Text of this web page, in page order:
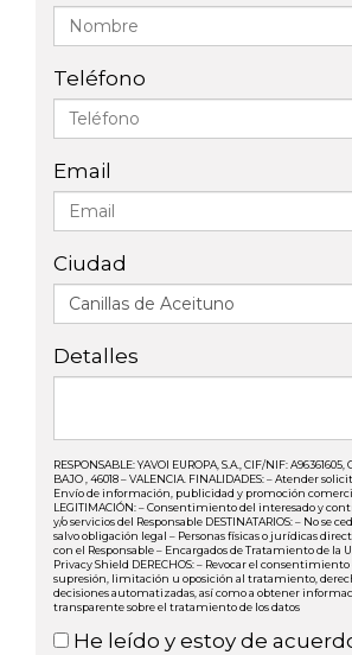
Teléfono
Email
Ciudad
Detalles
RESPONSABLE: YAVOI EUROPA, S.A., CIF/NIF: A96361605,
BAJO , 46018 – VALENCIA. FINALIDADES: – Atender
Envío de información, publicidad y promoción
LEGITIMACIÓN: – Consentimiento del interesado y
y/o servicios del Responsable DESTINATARIOS: – No se
salvo obligación legal – Personas físicas o jurídicas
con el Responsable – Encargados de Tratamiento de la
Privacy Shield DERECHOS: – Revocar el
supresión, limitación u oposición al tratamiento,
decisiones automatizadas, así como a obtener
transparente sobre el tratamiento de los datos
He leído y estoy de